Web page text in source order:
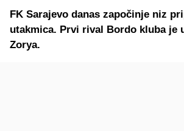
FK Sarajevo danas započinje niz
utakmica. Prvi rival Bordo kluba je
Zorya.